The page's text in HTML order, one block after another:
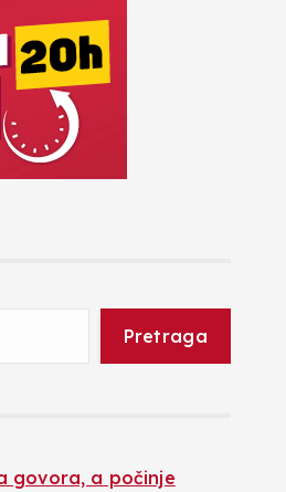
Pretraga
govora, a počinje